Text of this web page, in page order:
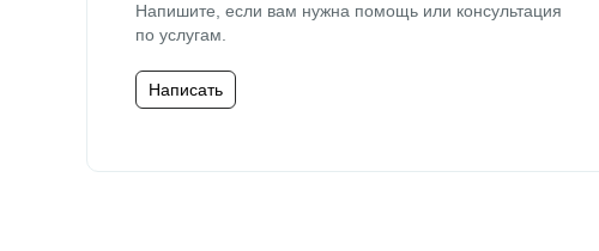
Напишите, если вам нужна помощь или консультация
по услугам.
Написать